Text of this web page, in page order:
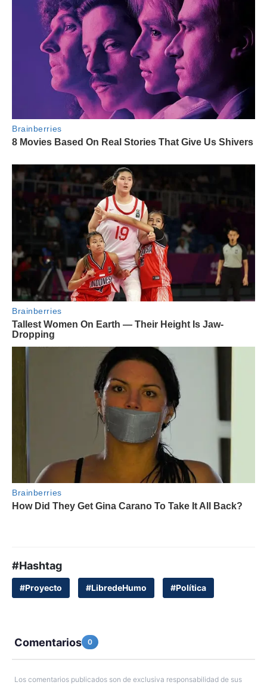
#Hashtag
#Proyecto #LibredeHumo #Política
Comentarios 0
Los comentarios publicados son de exclusiva responsabilidad de sus